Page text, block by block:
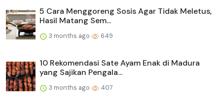
5 Cara Menggoreng Sosis Agar Tidak Meletus,
Hasil Matang Sem...
3 months ago 649
10 Rekomendasi Sate Ayam Enak di Madura
yang Sajikan Pengala...
3 months ago 407